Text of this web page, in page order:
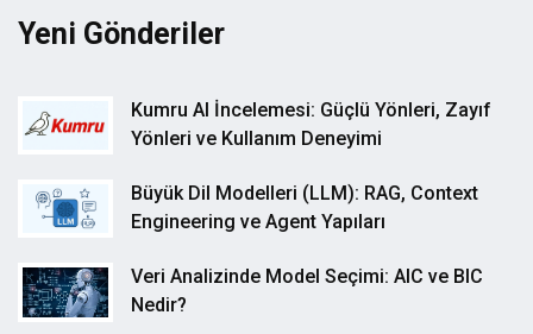
Yeni Gönderiler
Kumru AI İncelemesi: Güçlü Yönleri, Zayıf
Yönleri ve Kullanım Deneyimi
Büyük Dil Modelleri (LLM): RAG, Context
Engineering ve Agent Yapıları
Veri Analizinde Model Seçimi: AIC ve BIC
Nedir?